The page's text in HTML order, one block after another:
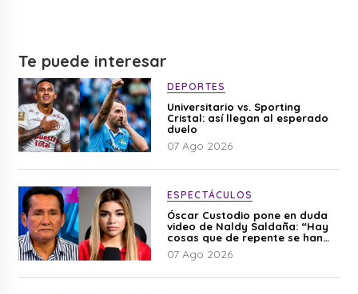
Te puede interesar
DEPORTES
Universitario vs. Sporting
Cristal: así llegan al esperado
duelo
07 Ago 2026
ESPECTÁCULOS
Óscar Custodio pone en duda
video de Naldy Saldaña: “Hay
cosas que de repente se han
editado”
07 Ago 2026